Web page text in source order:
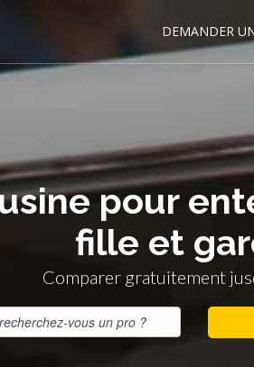
DEMANDER
pour
fille et
Comparer gratuitement